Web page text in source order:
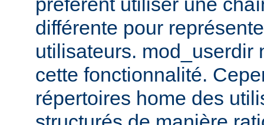
différente pour
utilisateurs. mod_userdir
cette fonctionnalité.
répertoires home des